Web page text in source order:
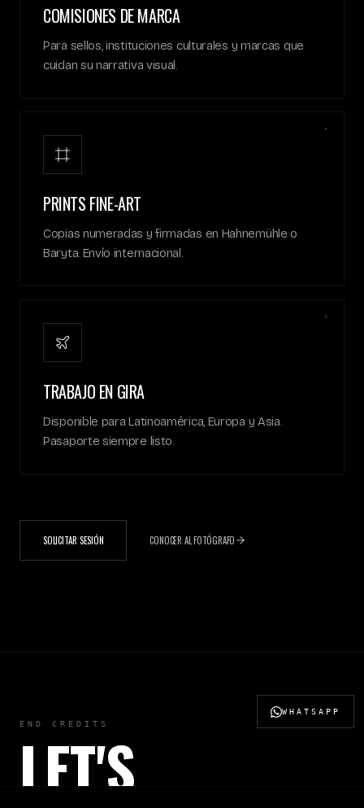
COMISIONES DE MARCA
Para sellos, instituciones culturales y marcas que
cuidan su narrativa visual.
✦
PRINTS FINE-ART
Copias numeradas y firmadas en Hahnemühle o
Baryta. Envío internacional.
✦
TRABAJO EN GIRA
Disponible para Latinoamérica, Europa y Asia.
Pasaporte siempre listo.
SOLICITAR SESIÓN CONOCER AL FOTÓGRAFO
END CREDITS
LET'S
WHATSAPP